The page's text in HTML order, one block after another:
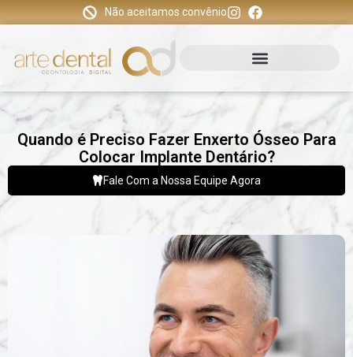
Não aceitamos convênio
Quando é Preciso Fazer Enxerto Ósseo Para
Colocar Implante Dentário?
Fale Com a Nossa Equipe Agora